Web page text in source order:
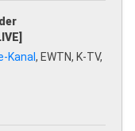
Kanal, EWTN, K-TV,